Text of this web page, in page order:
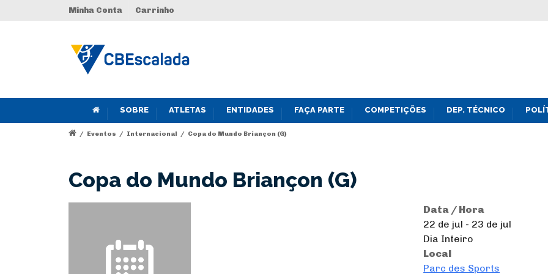
Minha Conta Carrinho
SOBRE ATLETAS ENTIDADES FAÇA PARTE COMPETIÇÕES DEP. TÉCNICO
/ Eventos / Internacional / Copa do Mundo Briançon (G)
Copa do Mundo Briançon (G)
Data / Hora
22 de jul - 23 de jul
Dia Inteiro
Local
Parc des Sports